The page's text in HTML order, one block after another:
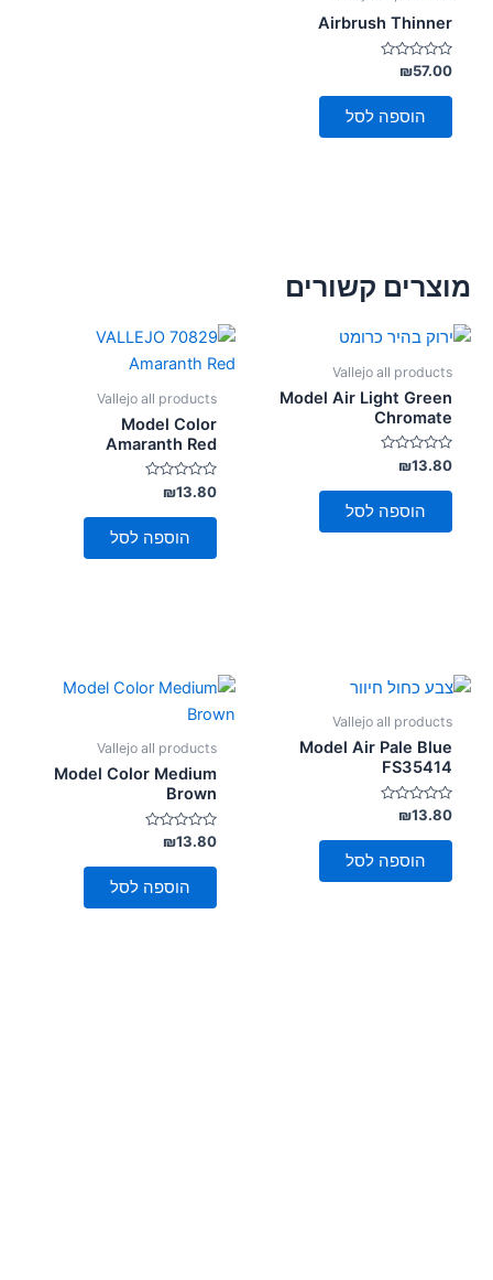
Airbrush Thinner
דורג
0
מתוך
₪57.00
הוספה לסל
מוצרים קשורים
Vallejo all products
Model Air Light Green
Chromate
דורג
0
מתוך
₪13.80
הוספה לסל
Vallejo all products
Model Color
Amaranth Red
דורג
0
מתוך
₪13.80
הוספה לסל
Vallejo all products
Model Air Pale Blue
FS35414
דורג
0
מתוך
₪13.80
הוספה לסל
Vallejo all products
Model Color Medium
Brown
דורג
0
מתוך
₪13.80
הוספה לסל